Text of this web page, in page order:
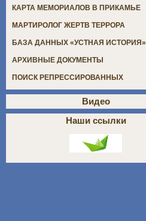
КАРТА МЕМОРИАЛОВ В ПРИКАМЬЕ
МАРТИРОЛОГ ЖЕРТВ ТЕРРОРА
БАЗА ДАННЫХ «УСТНАЯ ИСТОРИЯ»
АРХИВНЫЕ ДОКУМЕНТЫ
ПОИСК РЕПРЕССИРОВАННЫХ
Видео
Наши ссылки